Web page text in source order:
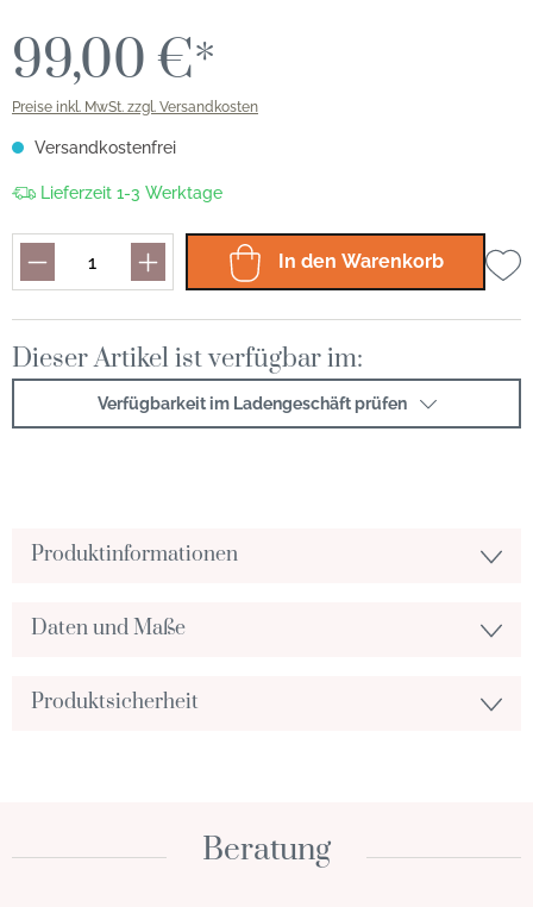
99,00 €*
Preise inkl. MwSt. zzgl. Versandkosten
Versandkostenfrei
Lieferzeit 1-3 Werktage
In den Warenkorb
Dieser Artikel ist verfügbar im:
Verfügbarkeit im Ladengeschäft prüfen
Produktinformationen
Daten und Maße
Produktsicherheit
Beratung